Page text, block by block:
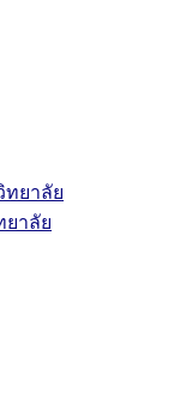
ยาลัย
าลัย